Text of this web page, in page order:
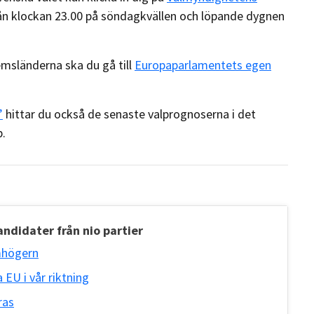
klockan 23.00 på söndagkvällen och löpande dygnen
ska du gå till Europaparlamentets egen
hittar du också de senaste valprognoserna i det
från nio partier
EU i vår riktning